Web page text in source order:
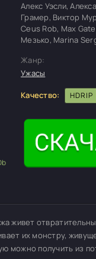
Алекс Уэсли,
Грамер, Виктор
Ceus Rob, Max
Мезько, Marina
Жанр:
Ужасы
Качество: HDRIP
живет
их монстру,
можно получить из